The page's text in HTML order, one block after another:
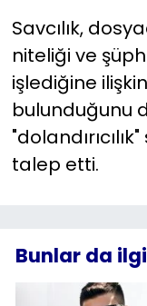
Savcılık,
niteliği ve
işlediğine
bulunduğunu
talep etti.
Bunlar da